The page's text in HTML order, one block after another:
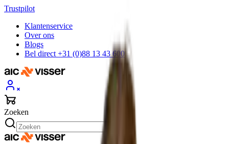
Trustpilot
Klantenservice
Over ons
Blogs
Bel direct +31 (0)88 13 43 600
Zoeken